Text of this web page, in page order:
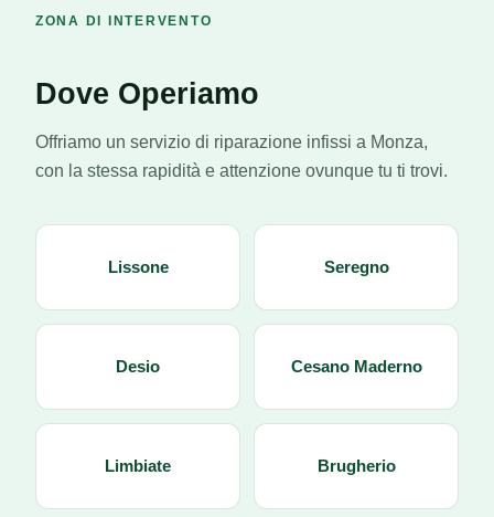
ZONA DI INTERVENTO
Dove Operiamo
Offriamo un servizio di riparazione infissi a Monza,
con la stessa rapidità e attenzione ovunque tu ti trovi.
Lissone Seregno
Desio Cesano Maderno
Limbiate Brugherio